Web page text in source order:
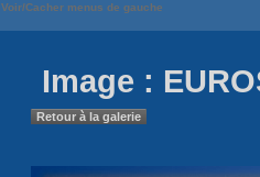
Voir/Cacher menus de gauche
Image :
Retour à la galerie